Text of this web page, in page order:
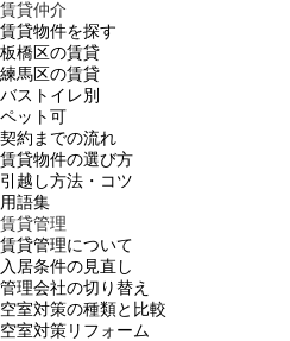
賃貸仲介
賃貸物件を探す
板橋区の賃貸
練馬区の賃貸
バストイレ別
ペット可
契約までの流れ
賃貸物件の選び方
引越し方法・コツ
用語集
賃貸管理
賃貸管理について
入居条件の見直し
管理会社の切り替え
空室対策の種類と比較
空室対策リフォーム